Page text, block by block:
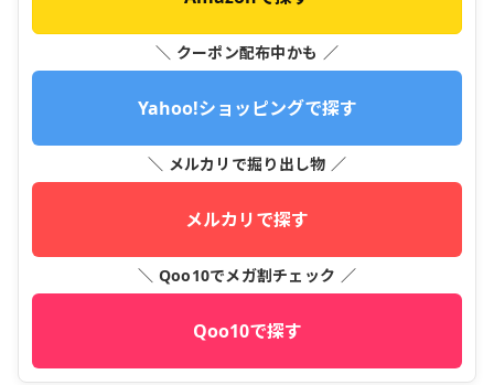
＼ クーポン配布中かも ／
Yahoo!ショッピングで探す
＼ メルカリで掘り出し物 ／
メルカリで探す
＼ Qoo10でメガ割チェック ／
Qoo10で探す